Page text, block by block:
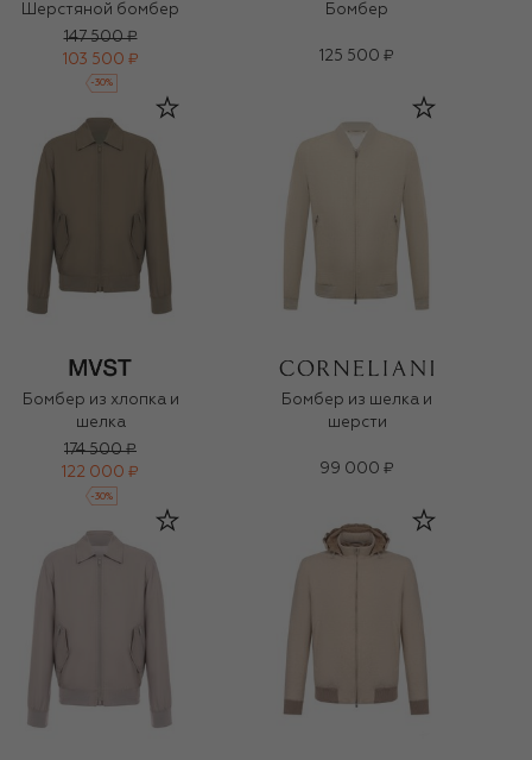
Шерстяной бомбер
147 500 ₽
103 500 ₽
-30%
Бомбер
125 500 ₽
Бомбер из хлопка и
шелка
174 500 ₽
122 000 ₽
-30%
Бомбер из шелка и
шерсти
99 000 ₽